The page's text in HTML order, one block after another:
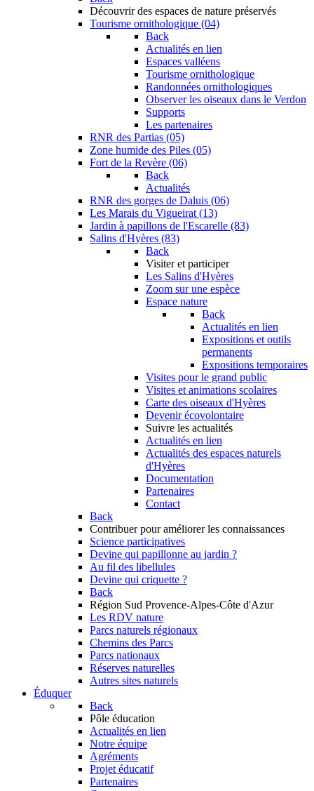
Découvrir des espaces de nature préservés
Tourisme ornithologique (04)
Back
Actualités en lien
Espaces valléens
Tourisme ornithologique
Randonnées ornithologiques
Observer les oiseaux dans le Verdon
Supports
Les partenaires
RNR des Partias (05)
Zone humide des Piles (05)
Fort de la Revère (06)
Back
Actualités
RNR des gorges de Daluis (06)
Les Marais du Vigueirat (13)
Jardin à papillons de l'Escarelle (83)
Salins d'Hyères (83)
Back
Visiter et participer
Les Salins d'Hyères
Zoom sur une espèce
Espace nature
Back
Actualités en lien
Expositions et outils
permanents
Expositions temporaires
Visites pour le grand public
Visites et animations scolaires
Carte des oiseaux d'Hyères
Devenir écovolontaire
Suivre les actualités
Actualités en lien
Actualités des espaces naturels
d'Hyères
Documentation
Partenaires
Contact
Back
Contribuer pour améliorer les connaissances
Science participatives
Devine qui papillonne au jardin ?
Au fil des libellules
Devine qui criquette ?
Back
Région Sud Provence-Alpes-Côte d'Azur
Les RDV nature
Parcs naturels régionaux
Chemins des Parcs
Parcs nationaux
Réserves naturelles
Autres sites naturels
Éduquer
Back
Pôle éducation
Actualités en lien
Notre équipe
Agréments
Projet éducatif
Partenaires